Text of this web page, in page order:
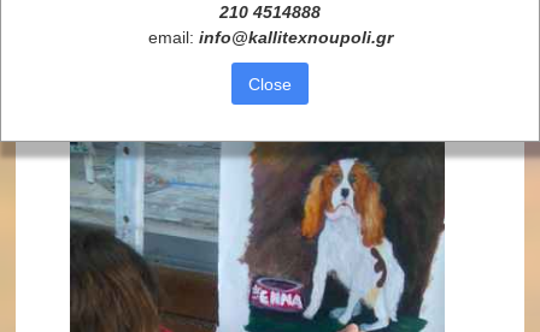
210 4514888
email: info@kallitexnoupoli.gr
Close